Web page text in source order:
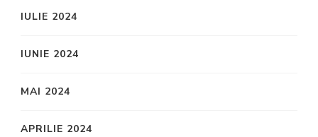
IULIE 2024
IUNIE 2024
MAI 2024
APRILIE 2024